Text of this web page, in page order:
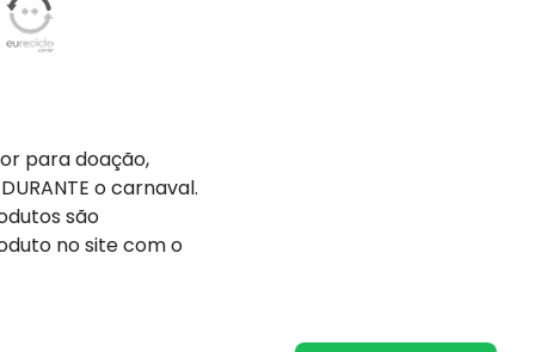
para doação,
o carnaval.
são
no site com o